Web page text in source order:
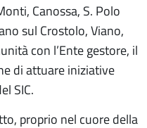
Canossa, S. Polo
sul Crostolo, Viano,
con l’Ente gestore, il
di attuare iniziative
SIC.
proprio nel cuore della